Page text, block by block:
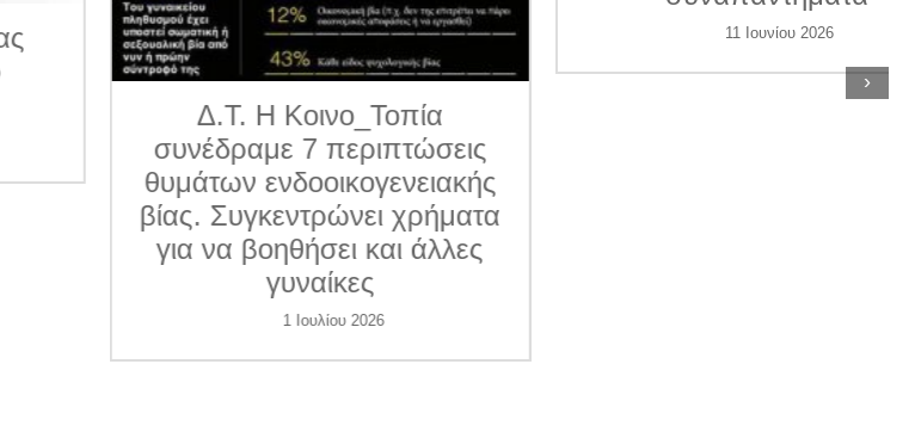
Δ.Τ. Η Κοινο_Τοπία
συνέδραμε 7 περιπτώσεις
θυμάτων ενδοοικογενειακής
βίας. Συγκεντρώνει χρήματα
για να βοηθήσει και άλλες
γυναίκες
1 Ιουλίου 2026
11 Ιουνίου 2026
›